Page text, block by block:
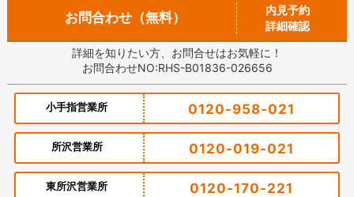
お問合わせ（無料）
内見予約
詳細確認
詳細を知りたい方、お問合せはお気軽に！
お問合わせNO:RHS-B01836-026656
小手指営業所 0120-958-021
所沢営業所 0120-019-021
東所沢営業所 0120-170-221